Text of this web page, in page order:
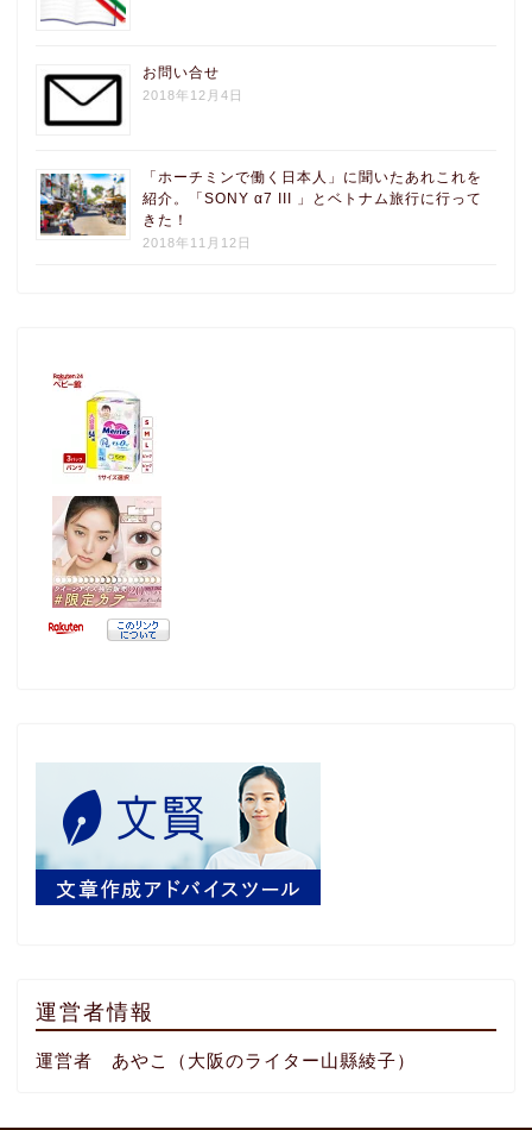
お問い合せ
2018年12月4日
「ホーチミンで働く日本人」に聞いたあれこれを
紹介。「SONY α7 III 」とベトナム旅行に行って
きた！
2018年11月12日
運営者情報
運営者 あやこ（大阪のライター山縣綾子）